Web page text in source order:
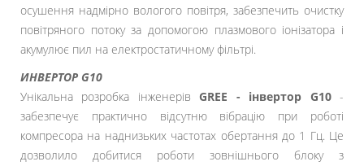
осушення надмірно вологого повітря, забезпечить очистку
повітряного потоку за допомогою плазмового іонізатора і
акумулює пил на електростатичному фільтрі.
ИНВЕРТОР G10
Унікальна розробка інженерівGREE - інвертор G10-
забезпечує практично відсутню вібрацію при роботі
компресора на наднизьких частотах обертання до 1 Гц. Це
дозволило добитися роботи зовнішнього блоку з